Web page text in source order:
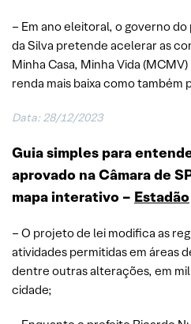
– Em ano eleitoral, o governo
da Silva pretende acelerar as
Minha Casa, Minha Vida
renda mais baixa como também
Data: 28/12/2023
Guia simples para
aprovado na Câmara de
mapa interativo – Estadão
– O projeto de lei modifica as
atividades permitidas em áreas
dentre outras alterações, em
cidade;